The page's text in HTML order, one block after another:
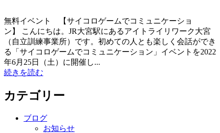
無料イベント 【サイコロゲームでコミュニケーショ
ン】 こんにちは。JR大宮駅にあるアイトライリワーク大宮
（自立訓練事業所）です。初めての人とも楽しく会話ができ
る「サイコロゲームでコミュニケーション」イベントを2022
年6月25日（土）に開催し...
続きを読む
カテゴリー
ブログ
お知らせ